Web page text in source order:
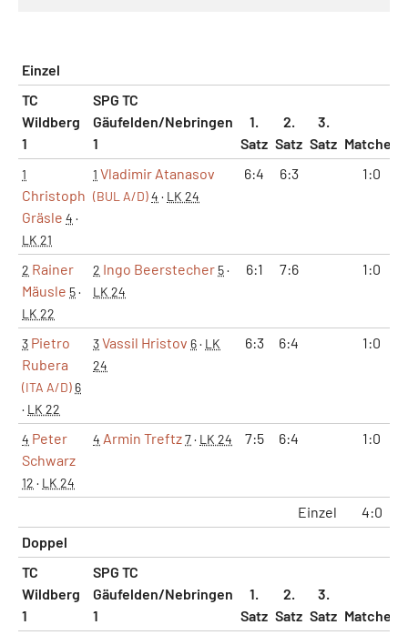
Einzel
TC
Wildberg
1
SPG TC
Gäufelden/Nebringen
1
1.
Satz
2.
Satz
3.
Satz Matches
1
Christoph
Gräsle 4 ·
LK 21
1 Vladimir Atanasov
(BUL A/D)4 · LK 24
6:4 6:3 1:0
2 Rainer
Mäusle 5·
LK 22
2 Ingo Beerstecher 5·
LK 24
6:1 7:6 1:0
3 Pietro
Rubera
(ITA A/D) 6
· LK 22
3Vassil Hristov 6· LK
24
6:3 6:4 1:0
4 Peter
Schwarz
12 · LK 24
4 Armin Treftz7· LK 24 7:5 6:4 1:0
Einzel
4:0
Doppel
TC
Wildberg
1
SPG TC
Gäufelden/Nebringen
1
1.
Satz
2.
Satz
3.
Satz Matches